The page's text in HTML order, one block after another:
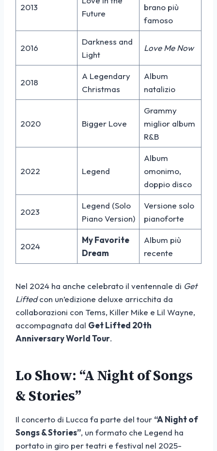
2013
Future
brano più
famoso
2016
Darkness and
Light
Love Me Now
2018
A Legendary
Christmas
Album
natalizio
2020 Bigger Love
Grammy
miglior album
R&B
2022 Legend
Album
omonimo,
doppio disco
2023
Legend (Solo
Piano Version)
Versione solo
pianoforte
2024
My Favorite
Dream
Album più
recente
Nel 2024 ha anche celebrato il ventennale di Get
Liftedcon un’edizione deluxe arricchita da
collaborazioni con Tems, Killer Mike e Lil Wayne,
accompagnata dal Get Lifted 20th
Anniversary World Tour.
Lo Show: “A Night of Songs
& Stories”
Il concerto di Lucca fa parte del tour “A Night of
Songs & Stories”, un formato che Legend ha
portato in giro per teatri e festival nel 2025-